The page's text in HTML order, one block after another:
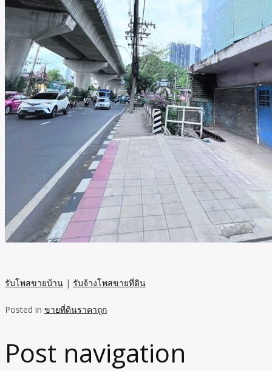
รับโพสขายบ้าน | รับจ้างโพสขายที่ดิน
Posted in ขายที่ดินราคาถูก
Post navigation